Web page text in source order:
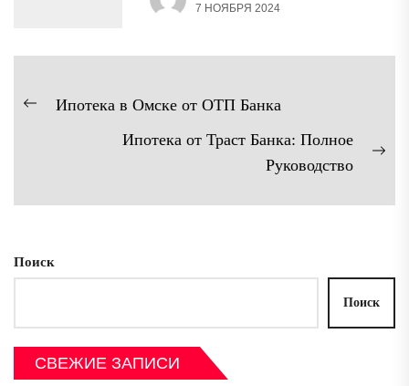
7 НОЯБРЯ 2024
Навигация
Предыдущая
Ипотека в Омске от ОТП Банка
Ипотека от Траст Банка: Полное
Руководство
Поиск
Поиск
СВЕЖИЕ ЗАПИСИ